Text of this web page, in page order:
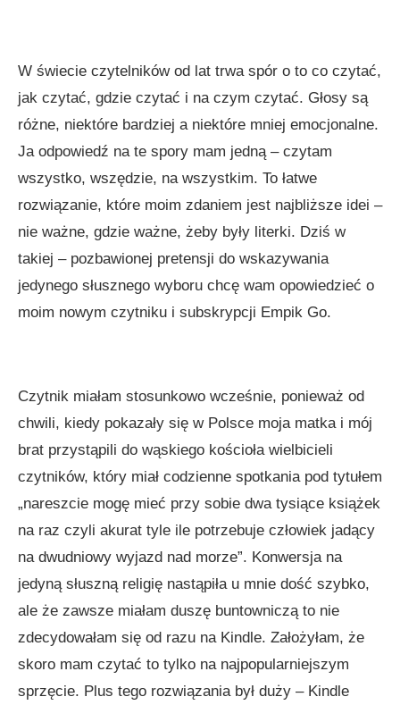
W świecie czytelników od lat trwa spór o to co czytać,
jak czytać, gdzie czytać i na czym czytać. Głosy są
różne, niektóre bardziej a niektóre mniej emocjonalne.
Ja odpowiedź na te spory mam jedną – czytam
wszystko, wszędzie, na wszystkim. To łatwe
rozwiązanie, które moim zdaniem jest najbliższe idei –
nie ważne, gdzie ważne, żeby były literki. Dziś w
takiej – pozbawionej pretensji do wskazywania
jedynego słusznego wyboru chcę wam opowiedzieć o
moim nowym czytniku i subskrypcji Empik Go.
Czytnik miałam stosunkowo wcześnie, ponieważ od
chwili, kiedy pokazały się w Polsce moja matka i mój
brat przystąpili do wąskiego kościoła wielbicieli
czytników, który miał codzienne spotkania pod tytułem
„nareszcie mogę mieć przy sobie dwa tysiące książek
na raz czyli akurat tyle ile potrzebuje człowiek jadący
na dwudniowy wyjazd nad morze”. Konwersja na
jedyną słuszną religię nastąpiła u mnie dość szybko,
ale że zawsze miałam duszę buntowniczą to nie
zdecydowałam się od razu na Kindle. Założyłam, że
skoro mam czytać to tylko na najpopularniejszym
sprzęcie. Plus tego rozwiązania był duży – Kindle